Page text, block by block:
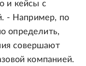
и кейсы с
- Например, по
определить,
совершают
компанией.